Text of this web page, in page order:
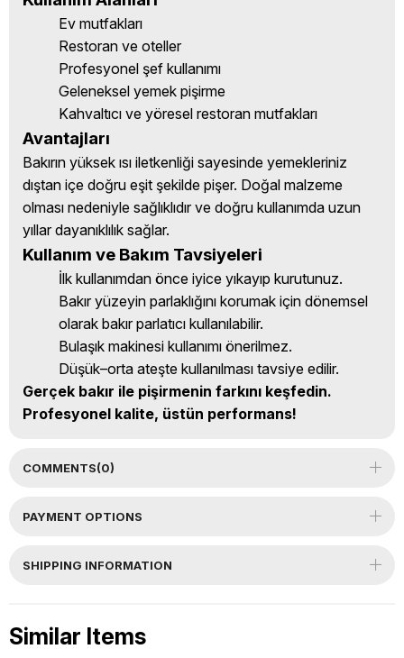
Ev mutfakları
Restoran ve oteller
Profesyonel şef kullanımı
Geleneksel yemek pişirme
Kahvaltıcı ve yöresel restoran mutfakları
Avantajları
Bakırın yüksek ısı iletkenliği sayesinde yemekleriniz
dıştan içe doğru eşit şekilde pişer. Doğal malzeme
olması nedeniyle sağlıklıdır ve doğru kullanımda uzun
yıllar dayanıklılık sağlar.
Kullanım ve Bakım Tavsiyeleri
İlk kullanımdan önce iyice yıkayıp kurutunuz.
Bakır yüzeyin parlaklığını korumak için dönemsel
olarak bakır parlatıcı kullanılabilir.
Bulaşık makinesi kullanımı önerilmez.
Düşük–orta ateşte kullanılması tavsiye edilir.
Gerçek bakır ile pişirmenin farkını keşfedin.
Profesyonel kalite, üstün performans!
COMMENTS(0)
PAYMENT OPTIONS
SHIPPING INFORMATION
Similar Items